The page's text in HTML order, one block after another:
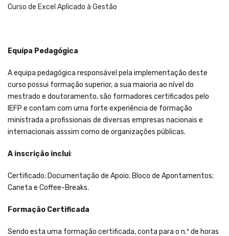
Curso de Excel Aplicado à Gestão
Equipa Pedagógica
A equipa pedagógica responsável pela implementação deste
curso possui formação superior, a sua maioria ao nível do
mestrado e doutoramento, são formadores certificados pelo
IEFP e contam com uma forte experiência de formação
ministrada a profissionais de diversas empresas nacionais e
internacionais asssim como de organizações públicas.
A inscrição inclui:
Certificado; Documentação de Apoio; Bloco de Apontamentos;
Caneta e Coffee-Breaks.
Formação Certificada
Sendo esta uma formação certificada, conta para o n.º de horas